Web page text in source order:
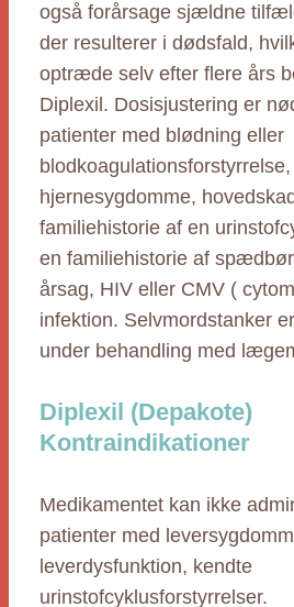
også forårsage sjældne
der resulterer i dødsfald,
optræde selv efter flere års
Diplexil. Dosisjustering er
patienter med blødning eller
hjernesygdomme,
familiehistorie af en
en familiehistorie af
årsag, HIV eller CMV (
infektion. Selvmordstanker
under behandling med
Diplexil (Depakote)
Kontraindikationer
Medikamentet kan ikke
patienter med
leverdysfunktion, kendte
urinstofcyklusforstyrrelser.